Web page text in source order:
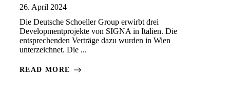
26. April 2024
Die Deutsche Schoeller Group erwirbt drei
Developmentprojekte von SIGNA in Italien. Die
entsprechenden Verträge dazu wurden in Wien
unterzeichnet. Die ...
READ MORE